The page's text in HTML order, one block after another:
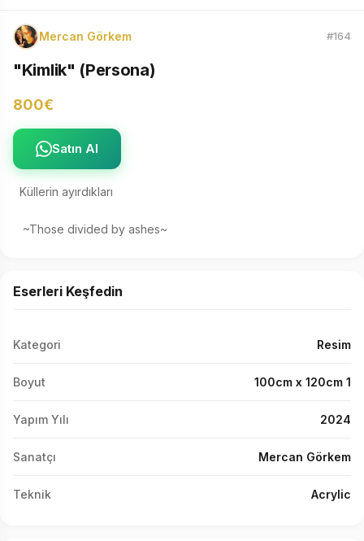
Mercan Görkem #164
"Kimlik" (Persona)
800€
Satın Al
Küllerin ayırdıkları
~Those divided by ashes~
Eserleri Keşfedin
Kategori Resim
Boyut 100cm x 120cm 1
Yapım Yılı 2024
Sanatçı Mercan Görkem
Teknik Acrylic